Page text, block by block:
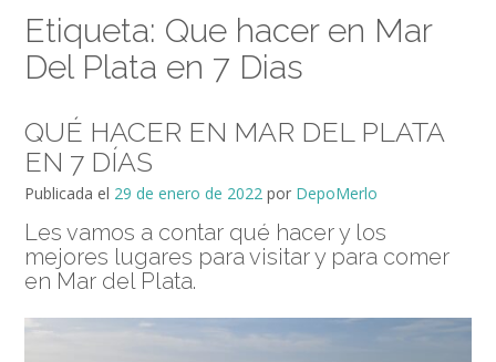
Etiqueta: Que hacer en Mar
Del Plata en 7 Dias
QUÉ HACER EN MAR DEL PLATA
EN 7 DÍAS
Publicada el 29 de enero de 2022 por DepoMerlo
Les vamos a contar qué hacer y los
mejores lugares para visitar y para comer
en Mar del Plata.